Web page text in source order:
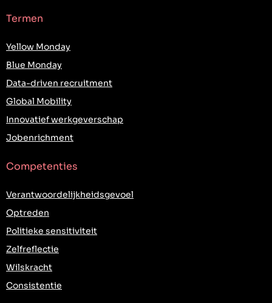
Termen
Yellow Monday
Blue Monday
Data-driven recruitment
Global Mobility
Innovatief werkgeverschap
Jobenrichment
Competenties
Verantwoordelijkheidsgevoel
Optreden
Politieke sensitiviteit
Zelfreflectie
Wilskracht
Consistentie